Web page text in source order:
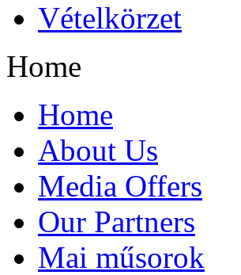
Vételkörzet
Home
Home
About Us
Media Offers
Our Partners
Mai műsorok